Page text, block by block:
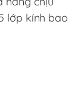
lớp kính bao